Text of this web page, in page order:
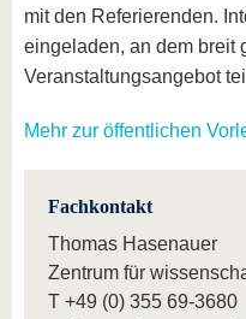
mit den Referierenden.
eingeladen, an dem breit
Veranstaltungsangebot
Mehr zur öffentlichen
Fachkontakt
Thomas Hasenauer
Zentrum für
T +49 (0) 355 69-3680